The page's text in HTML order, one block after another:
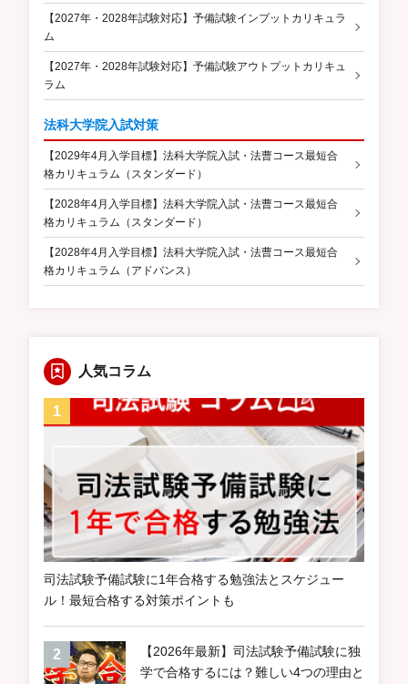
【2027年・2028年試験対応】予備試験インプットカリキュラ
ム
【2027年・2028年試験対応】予備試験アウトプットカリキュ
ラム
法科大学院入試対策
【2029年4月入学目標】法科大学院入試・法曹コース最短合
格カリキュラム（スタンダード）
【2028年4月入学目標】法科大学院入試・法曹コース最短合
格カリキュラム（スタンダード）
【2028年4月入学目標】法科大学院入試・法曹コース最短合
格カリキュラム（アドバンス）
人気コラム
司法試験予備試験に1年合格する勉強法とスケジュー
ル！最短合格する対策ポイントも
【2026年最新】司法試験予備試験に独
学で合格するには？難しい4つの理由と